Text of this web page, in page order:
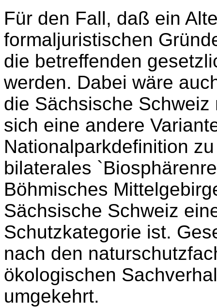
Für den Fall, daß ein
formaljuristischen
die betreffenden
werden. Dabei wäre
die Sächsische
sich eine andere
Nationalparkdefinition
bilaterales
Böhmisches
Sächsische Schweiz
Schutzkategorie ist.
nach den
ökologischen
umgekehrt.